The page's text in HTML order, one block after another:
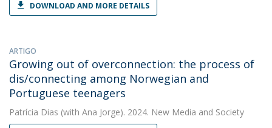
DOWNLOAD AND MORE DETAILS
ARTIGO
Growing out of overconnection: the process of
dis/connecting among Norwegian and
Portuguese teenagers
Patrícia Dias (with Ana Jorge). 2024. New Media and Society